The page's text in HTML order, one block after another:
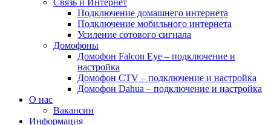
Связь и Интернет
Подключение домашнего интернета
Подключение мобильного интернета
Усиление сотового сигнала
Домофоны
Домофон Falcon Eye – подключение и
настройка
Домофон CTV – подключение и настройка
Домофон Dahua – подключение и настройка
О нас
Вакансии
Информация